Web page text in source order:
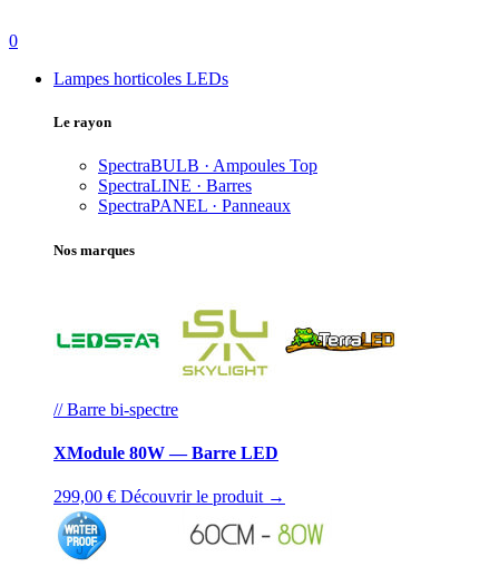
0
Lampes horticoles LEDs
Le rayon
SpectraBULB · Ampoules Top
SpectraLINE · Barres
SpectraPANEL · Panneaux
Nos marques
// Barre bi-spectre
XModule 80W — Barre LED
299,00 € Découvrir le produit →